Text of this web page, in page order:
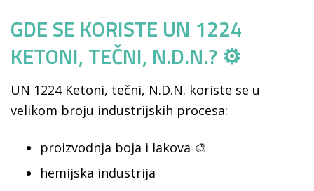
GDE SE KORISTE UN 1224
KETONI, TEČNI, N.D.N.? ⚙️
UN 1224 Ketoni, tečni, N.D.N. koriste se u
velikom broju industrijskih procesa:
proizvodnja boja i lakova 🎨
hemijska industrija